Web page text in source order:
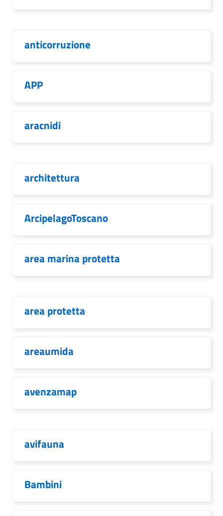
anticorruzione
APP
aracnidi
architettura
ArcipelagoToscano
area marina protetta
area protetta
areaumida
avenzamap
avifauna
Bambini